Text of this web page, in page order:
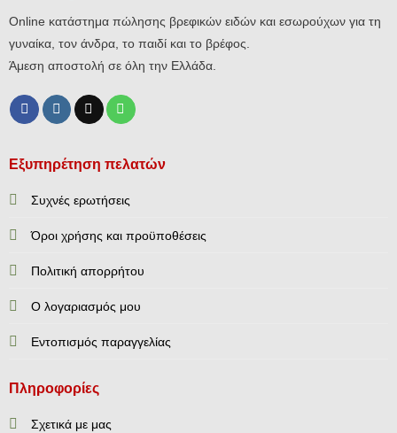
Online κατάστημα πώλησης βρεφικών ειδών και εσωρούχων για τη
γυναίκα, τον άνδρα, το παιδί και το βρέφος.
Άμεση αποστολή σε όλη την Ελλάδα.
Εξυπηρέτηση πελατών
Συχνές ερωτήσεις
Όροι χρήσης και προϋποθέσεις
Πολιτική απορρήτου
Ο λογαριασμός μου
Εντοπισμός παραγγελίας
Πληροφορίες
Σχετικά με μας